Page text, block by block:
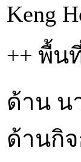
Keng
++ พื้น
ด้าน น
ด้านกิ